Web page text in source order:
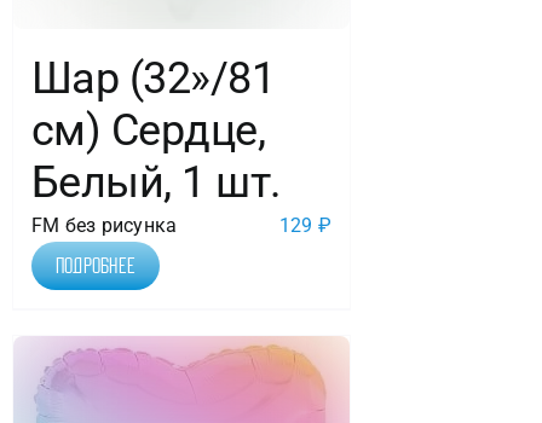
Шар (32»/81
см) Сердце,
Белый, 1 шт.
FM без рисунка 129 ₽
Подробнее